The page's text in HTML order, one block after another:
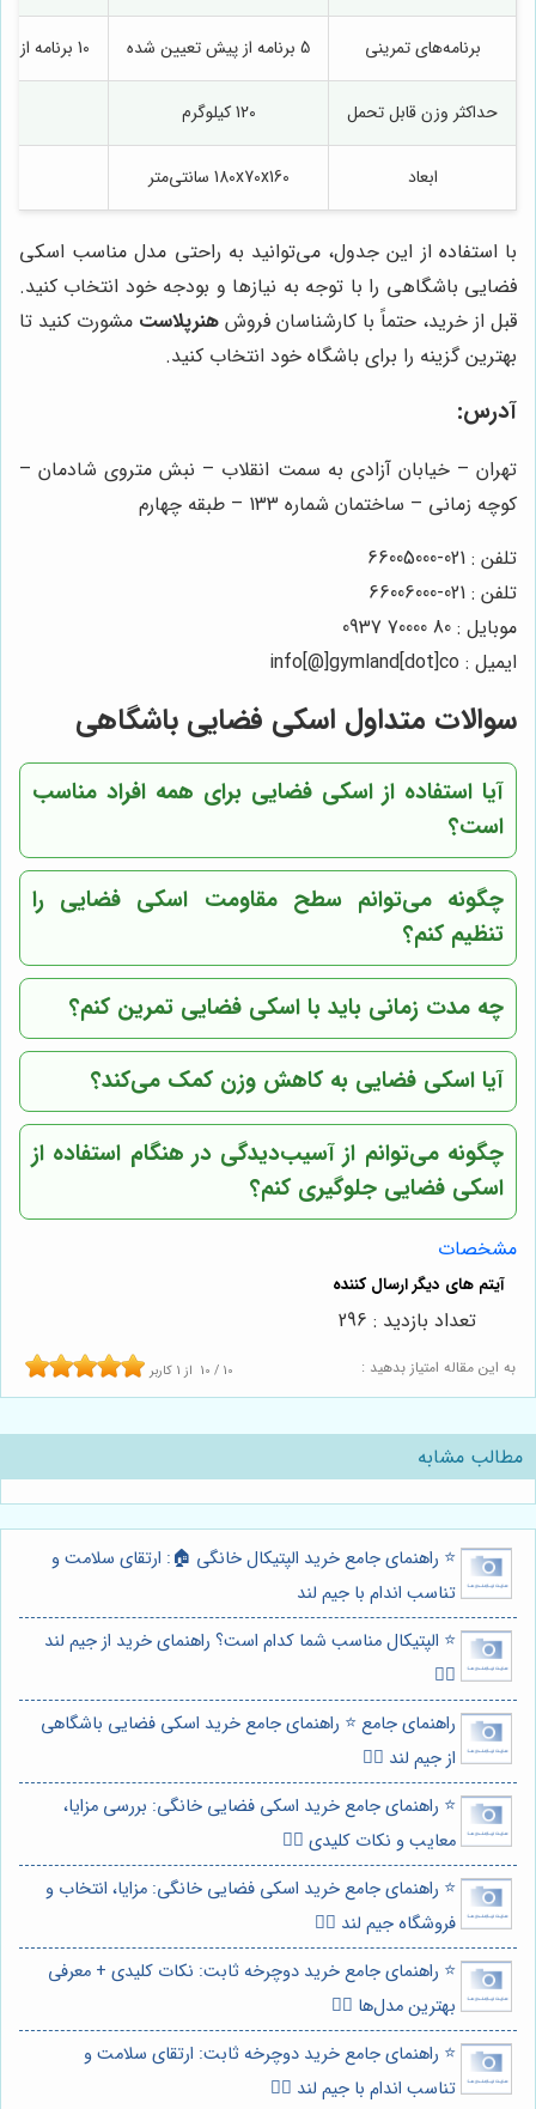
برنامه‌های تمرینی 5 برنامه از پیش تعیین شده 10 برنامه از پیش تعیین شده و 2 برنامه سفارشی
حداکثر وزن قابل تحمل 120 کیلوگرم
ابعاد 180x70x160 سانتی‌متر
با استفاده از این جدول، می‌توانید به راحتی مدل مناسب اسکی
فضایی باشگاهی را با توجه به نیازها و بودجه خود انتخاب کنید.
قبل از خرید، حتماً با کارشناسان فروش هنرپلاست مشورت کنید تا
بهترین گزینه را برای باشگاه خود انتخاب کنید.
آدرس:
تهران – خیابان آزادی به سمت انقلاب – نبش متروی شادمان –
کوچه زمانی – ساختمان شماره 133 – طبقه چهارم
تلفن : 021-66005000
تلفن : 021-66006000
موبایل : 80 70000 0937
ایمیل : info[@]gymland[dot]co
سوالات متداول اسکی فضایی باشگاهی
آیا استفاده از اسکی فضایی برای همه افراد مناسب
است؟
چگونه می‌توانم سطح مقاومت اسکی فضایی را
تنظیم کنم؟
چه مدت زمانی باید با اسکی فضایی تمرین کنم؟
آیا اسکی فضایی به کاهش وزن کمک می‌کند؟
چگونه می‌توانم از آسیب‌دیدگی در هنگام استفاده از
اسکی فضایی جلوگیری کنم؟
مشخصات
به این مقاله امتیاز بدهید : 10 / 10 از 1 کاربر
تعداد بازدید : 296
مطالب مشابه
⭐️ راهنمای جامع خرید الپتیکال خانگی 🏠: ارتقای سلامت و
تناسب اندام با جیم لند
⭐️ الپتیکال مناسب شما کدام است؟ راهنمای خرید از جیم لند
🏃‍♀️
راهنمای جامع ⭐️ راهنمای جامع خرید اسکی فضایی باشگاهی
از جیم لند 🏋️‍♀️
⭐️ راهنمای جامع خرید اسکی فضایی خانگی: بررسی مزایا،
معایب و نکات کلیدی 🏋️‍♀️
⭐️ راهنمای جامع خرید اسکی فضایی خانگی: مزایا، انتخاب و
فروشگاه جیم لند 🏃‍♀️
⭐️ راهنمای جامع خرید دوچرخه ثابت: نکات کلیدی + معرفی
بهترین مدل‌ها 🚴‍♀️
⭐️ راهنمای جامع خرید دوچرخه ثابت: ارتقای سلامت و
تناسب اندام با جیم لند 🚴‍♀️